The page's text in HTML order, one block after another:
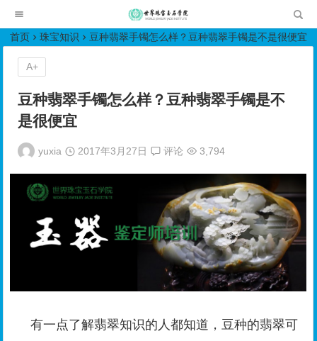
首页 珠宝知识 豆种翡翠手镯怎么样？豆种翡翠手镯是不是很便宜
豆种翡翠手镯怎么样？豆种翡翠手镯是不
是很便宜
yuxia 2017年3月27日 评论 3,794
有一点了解翡翠知识的人都知道，豆种的翡翠可
A+